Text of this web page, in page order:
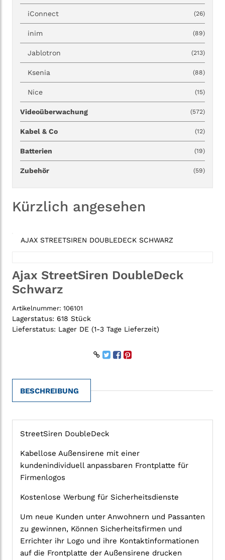
iConnect (26)
inim (89)
Jablotron (213)
Ksenia (88)
Nice (15)
Videoüberwachung (572)
Kabel & Co (12)
Batterien (19)
Zubehör (59)
Kürzlich angesehen
AJAX STREETSIREN DOUBLEDECK SCHWARZ
Ajax StreetSiren DoubleDeck
Schwarz
Artikelnummer: 106101
Lagerstatus: 618 Stück
Lieferstatus: Lager DE (1-3 Tage Lieferzeit)
BESCHREIBUNG
StreetSiren DoubleDeck
Kabellose Außensirene mit einer
kundenindividuell anpassbaren Frontplatte für
Firmenlogos
Kostenlose Werbung für Sicherheitsdienste
Um neue Kunden unter Anwohnern und Passanten
zu gewinnen, Können Sicherheitsfirmen und
Errichter ihr Logo und ihre Kontaktinformationen
auf die Frontplatte der Außensirene drucken